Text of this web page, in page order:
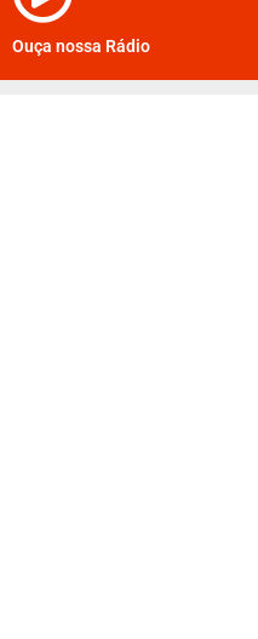
Ouça nossa Rádio